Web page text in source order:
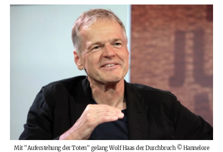
Mit "Auferstehung der Toten" gelang Wolf Haas der Durchbruch©Hannelore